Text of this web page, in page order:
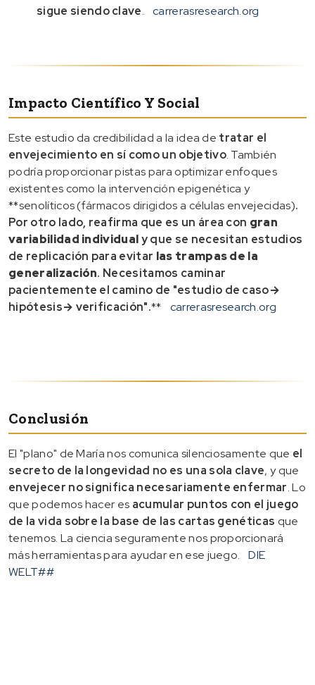
sigue siendo clave. carrerasresearch.org
Impacto Científico Y Social
Este estudio da credibilidad a la idea de tratar el
envejecimiento en sí como un objetivo. También
podría proporcionar pistas para optimizar enfoques
existentes como la intervención epigenética y
**senolíticos (fármacos dirigidos a células envejecidas).
Por otro lado, reafirma que es un área con gran
variabilidad individualy que se necesitan estudios
de replicación para evitar las trampas de la
generalización. Necesitamos caminar
pacientemente el camino de "estudio de caso→
hipótesis→ verificación".** carrerasresearch.org
Conclusión
El "plano" de María nos comunica silenciosamente que el
secreto de la longevidad no es una sola clave, y que
envejecer no significa necesariamente enfermar. Lo
que podemos hacer es acumular puntos con el juego
de la vida sobre la base de las cartas genéticas que
tenemos. La ciencia seguramente nos proporcionará
más herramientas para ayudar en ese juego.
DIE
WELT##